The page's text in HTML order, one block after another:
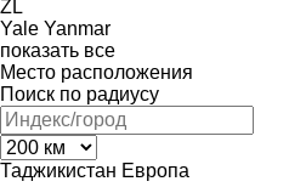
ZL
Yale Yanmar
показать все
Место расположения
Поиск по радиусу
Таджикистан Европа